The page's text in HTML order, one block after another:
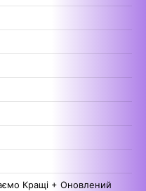
Кращі + Оновлений